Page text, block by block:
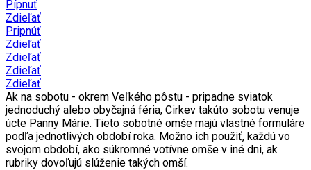
Pípnuť
Zdieľať
Pripnúť
Zdieľať
Zdieľať
Zdieľať
Zdieľať
Ak na sobotu - okrem Veľkého pôstu - pripadne sviatok
jednoduchý alebo obyčajná féria, Cirkev takúto sobotu venuje
úcte Panny Márie. Tieto sobotné omše majú vlastné formuláre
podľa jednotlivých období roka. Možno ich použiť, každú vo
svojom období, ako súkromné votívne omše v iné dni, ak
rubriky dovoľujú slúženie takých omší.